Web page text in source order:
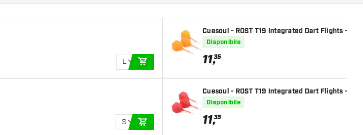
L
AGGIUNGI AL CARRELLO
S
AGGIUNGI AL CARRELLO
Cuesoul - ROST T19 Integrated Dart Flights -
Disponibile
11,35
Cuesoul - ROST T19 Integrated Dart Flights -
Disponibile
11,35